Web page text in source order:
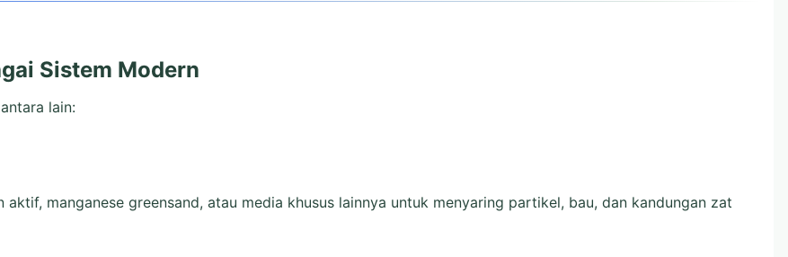
Sistem Modern
lain:
manganese greensand, atau media khusus lainnya untuk menyaring partikel, bau, dan kandungan zat